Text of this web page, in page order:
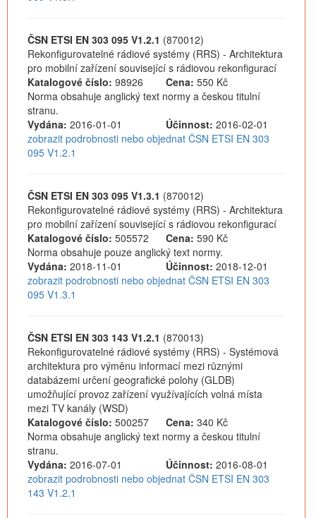
ČSN ETSI EN 303 095 V1.2.1 (870012)
Rekonfigurovatelné rádiové systémy (RRS) - Architektura
pro mobilní zařízení související s rádiovou rekonfigurací
Katalogové číslo: 98926 Cena: 550 Kč
Norma obsahuje anglický text normy a českou titulní
stranu.
Vydána: 2016-01-01 Účinnost: 2016-02-01
zobrazit podrobnosti nebo objednat ČSN ETSI EN 303
095 V1.2.1
ČSN ETSI EN 303 095 V1.3.1 (870012)
Rekonfigurovatelné rádiové systémy (RRS) - Architektura
pro mobilní zařízení související s rádiovou rekonfigurací
Katalogové číslo: 505572 Cena: 590 Kč
Norma obsahuje pouze anglický text normy.
Vydána: 2018-11-01 Účinnost: 2018-12-01
zobrazit podrobnosti nebo objednat ČSN ETSI EN 303
095 V1.3.1
ČSN ETSI EN 303 143 V1.2.1 (870013)
Rekonfigurovatelné rádiové systémy (RRS) - Systémová
architektura pro výměnu informací mezi různými
databázemi určení geografické polohy (GLDB)
umožňující provoz zařízení využívajících volná místa
mezi TV kanály (WSD)
Katalogové číslo: 500257 Cena: 340 Kč
Norma obsahuje anglický text normy a českou titulní
stranu.
Vydána: 2016-07-01 Účinnost: 2016-08-01
zobrazit podrobnosti nebo objednat ČSN ETSI EN 303
143 V1.2.1